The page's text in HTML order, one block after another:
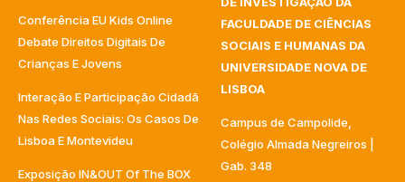
Conferência EU Kids Online
Debate Direitos Digitais De
Crianças E Jovens
Interação E Participação Cidadã
Nas Redes Sociais: Os Casos De
Lisboa E Montevideu
Exposição IN&OUT Of The BOX
FACULDADE DE CIÊNCIAS
SOCIAIS E HUMANAS DA
UNIVERSIDADE NOVA DE
LISBOA
Campus de Campolide,
Colégio Almada Negreiros |
Gab. 348